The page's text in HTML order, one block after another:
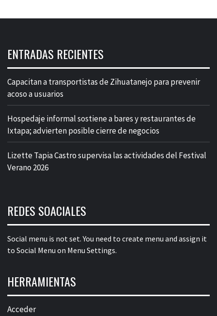
ENTRADAS RECIENTES
Capacitan a transportistas de Zihuatanejo para prevenir
acoso a usuarios
Hospedaje informal sostiene a bares y restaurantes de
Ixtapa; advierten posible cierre de negocios
Lizette Tapia Castro supervisa las actividades del Festival
Verano 2026
REDES SOACIALES
Social menu is not set. You need to create menu and assign it
to Social Menu on Menu Settings.
HERRAMIENTAS
Acceder